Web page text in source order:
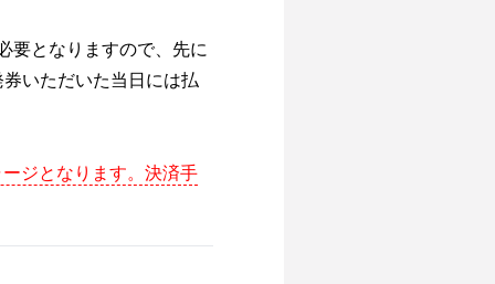
要となりますので、先に
いただいた当日には払
ジとなります。決済手